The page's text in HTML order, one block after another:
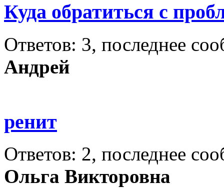
Куда обратиться с
Ответов: 3, последнее
Андрей
ренит
Ответов: 2, последнее
Ольга Викторовна